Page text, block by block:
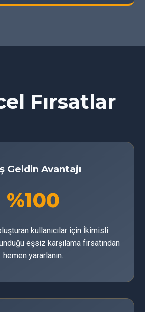
Fırsatlar
Geldin Avantajı
%100
kullanıcılar için İkimisli
eşsiz karşılama fırsatından
hemen yararlanın.